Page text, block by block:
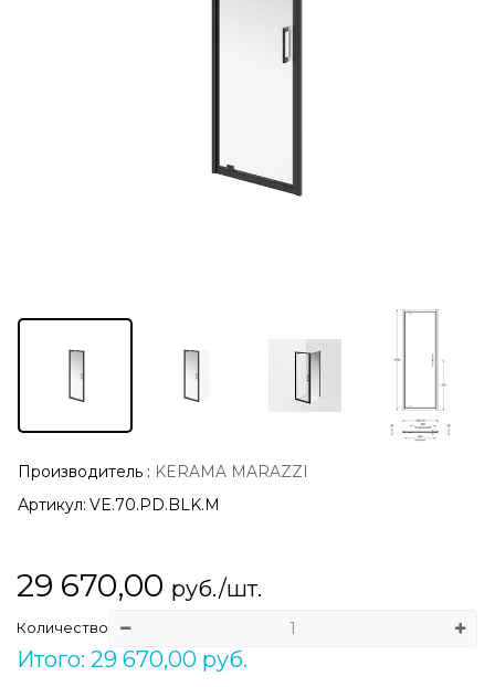
Производитель : KERAMA MARAZZI
Артикул: VE.70.PD.BLK.M
29 670,00 руб./шт.
Количество
Итого: 29 670,00 руб.